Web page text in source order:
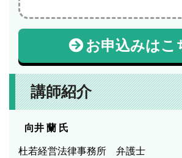
お申込みはこ
講師紹介
向井 蘭 氏
杜若経営法律事務所 弁護士